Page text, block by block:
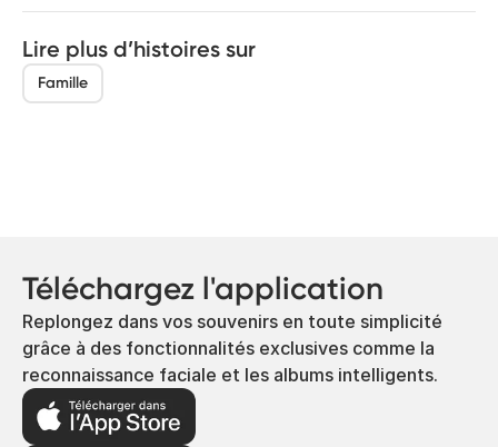
Lire plus d’histoires sur
Famille
Téléchargez l'application
Replongez dans vos souvenirs en toute simplicité
grâce à des fonctionnalités exclusives comme la
reconnaissance faciale et les albums intelligents.